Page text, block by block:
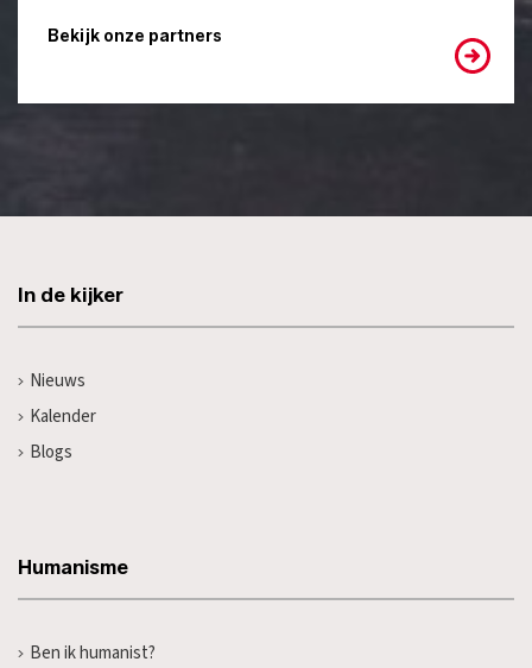
Bekijk onze partners
In de kijker
Nieuws
Kalender
Blogs
Humanisme
Ben ik humanist?